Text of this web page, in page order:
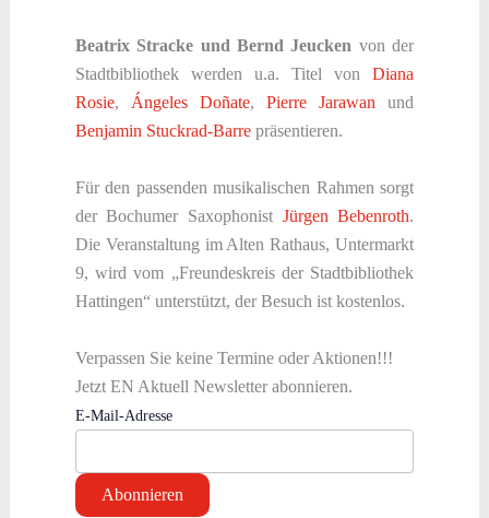
Beatrix Stracke und Bernd Jeucken von der
Stadtbibliothek werden u.a. Titel vonDiana
Rosie, Ángeles Doñate,Pierre Jarawan und
Benjamin Stuckrad-Barrepräsentieren.
Für den passenden musikalischen Rahmen sorgt
der Bochumer Saxophonist Jürgen Bebenroth.
Die Veranstaltung im Alten Rathaus, Untermarkt
9, wird vom „Freundeskreis der Stadtbibliothek
Hattingen“ unterstützt, der Besuch ist kostenlos.
Verpassen Sie keine Termine oder Aktionen!!!
Jetzt EN Aktuell Newsletter abonnieren.
E-Mail-Adresse